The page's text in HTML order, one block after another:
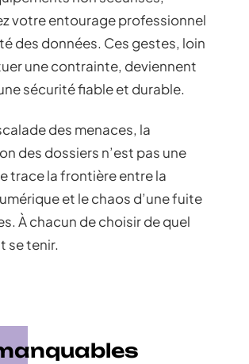
votre entourage professionnel
des données. Ces gestes, loin
une contrainte, deviennent
sécurité fiable et durable.
des menaces, la
des dossiers n’est pas une
trace la frontière entre la
et le chaos d’une fuite
À chacun de choisir de quel
se tenir.